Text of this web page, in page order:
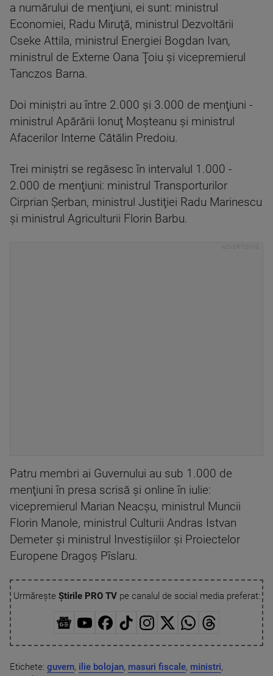
a numărului de menţiuni, ei sunt: ministrul
Economiei, Radu Miruţă, ministrul Dezvoltării
Cseke Attila, ministrul Energiei Bogdan Ivan,
ministrul de Externe Oana Ţoiu şi vicepremierul
Tanczos Barna.
Doi miniştri au între 2.000 şi 3.000 de menţiuni -
ministrul Apărării Ionuţ Moşteanu şi ministrul
Afacerilor Interne Cătălin Predoiu.
Trei miniştri se regăsesc în intervalul 1.000 -
2.000 de menţiuni: ministrul Transporturilor
Cirprian Şerban, ministrul Justiţiei Radu Marinescu
şi ministrul Agriculturii Florin Barbu.
Patru membri ai Guvernului au sub 1.000 de
menţiuni în presa scrisă şi online în iulie:
vicepremierul Marian Neacşu, ministrul Muncii
Florin Manole, ministrul Culturii Andras Istvan
Demeter şi ministrul Investişiilor şi Proiectelor
Europene Dragoş Pîslaru.
Urmărește Știrile PRO TVpe canalul de social media preferat:
Etichete: guvern, ilie bolojan, masuri fiscale, ministri,